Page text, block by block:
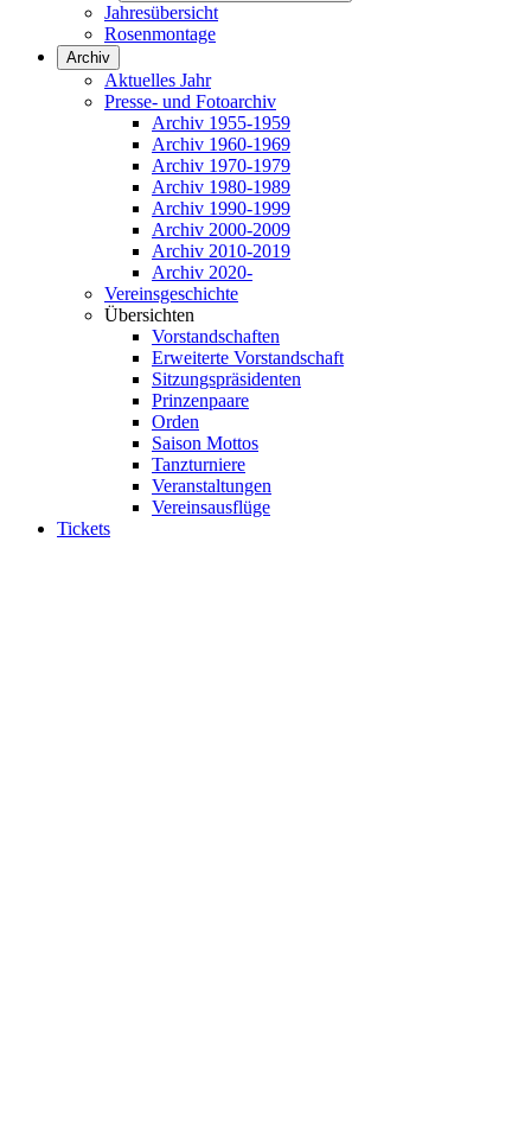
Jahresübersicht
Rosenmontage
Archiv
Aktuelles Jahr
Presse- und Fotoarchiv
Archiv 1955-1959
Archiv 1960-1969
Archiv 1970-1979
Archiv 1980-1989
Archiv 1990-1999
Archiv 2000-2009
Archiv 2010-2019
Archiv 2020-
Vereinsgeschichte
Übersichten
Vorstandschaften
Erweiterte Vorstandschaft
Sitzungspräsidenten
Prinzenpaare
Orden
Saison Mottos
Tanzturniere
Veranstaltungen
Vereinsausflüge
Tickets